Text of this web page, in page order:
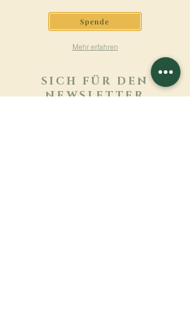
Spende
Mehr erfahren
SICH FÜR DEN
NEWSLETTER